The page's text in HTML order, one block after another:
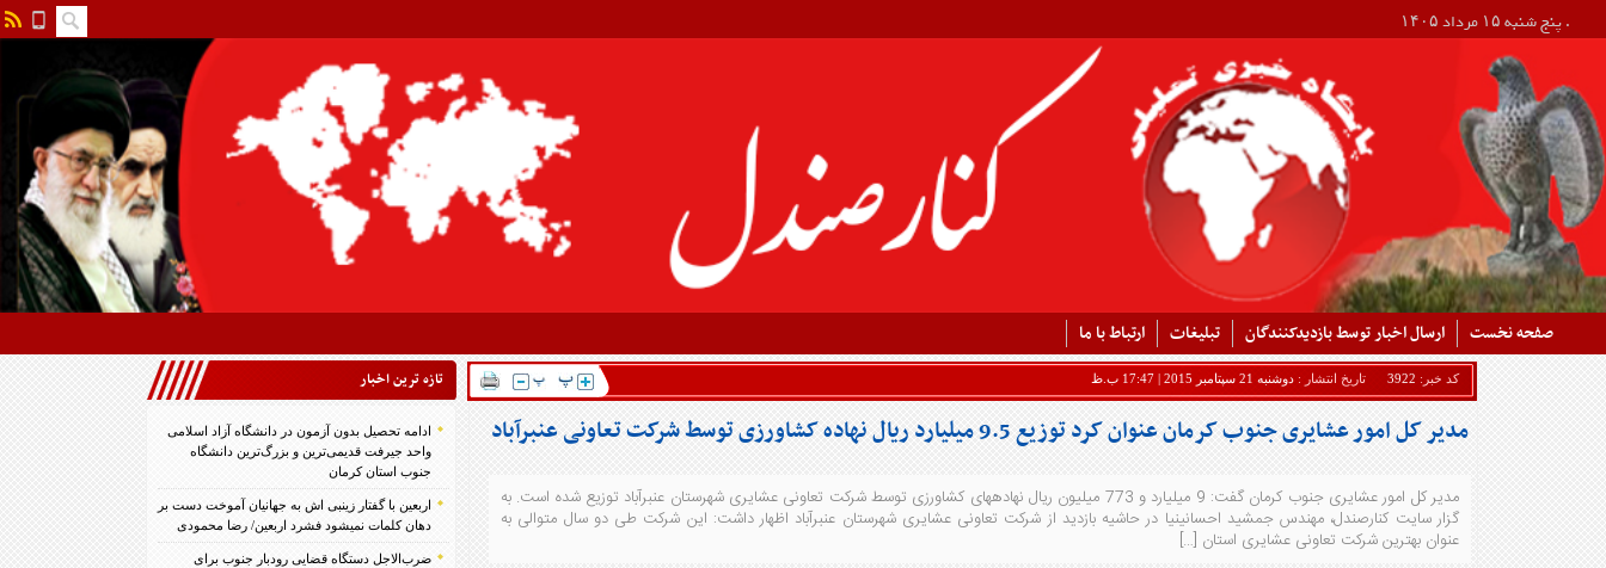
. پنج شنبه ۱۵ مرداد ۱۴۰۵
صفحه نخست ارسال اخبار توسط بازدیدکنندگان تبلیغات ارتباط با ما
کد خبر: تاریخ انتشار : دوشنبه 21 سپتامبر 2015 | 17:47 ب.ظ
مدیر کل امور عشایری جنوب کرمان عنوان کرد توزیع 9.5 میلیارد ریال نهاده کشاورزی توسط شرکت تعاونی عنبرآباد
مدیر کل امور عشایری جنوب کرمان گفت: 9 میلیارد و 773 میلیون ریال نهاده‎های کشاورزی توسط شرکت تعاونی عشایری شهرستان عنبرآباد توزیع شده است. به
گزار سایت کنارصندل، مهندس جمشید احسانی‎نیا در حاشیه بازدید از شرکت تعاونی عشایری شهرستان عنبرآباد اظهار داشت: این شرکت طی دو سال متوالی به
عنوان بهترین شرکت تعاونی عشایری استان […]
تازه ترين اخبار
ادامه تحصیل بدون آزمون در دانشگاه آزاد اسلامی
واحد جیرفت قدیمی‌ترین و بزرگ‌ترین دانشگاه
جنوب استان کرمان
اربعین با گفتار زینبی اش به جهانیان آموخت دست بر
دهان کلمات نمیشود فشرد اربعین/ رضا محمودی
ضرب‌الاجل دستگاه قضایی رودبار جنوب برای